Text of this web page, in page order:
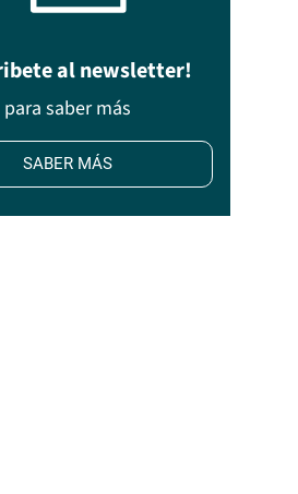
al newsletter!
para saber más
SABER MÁS